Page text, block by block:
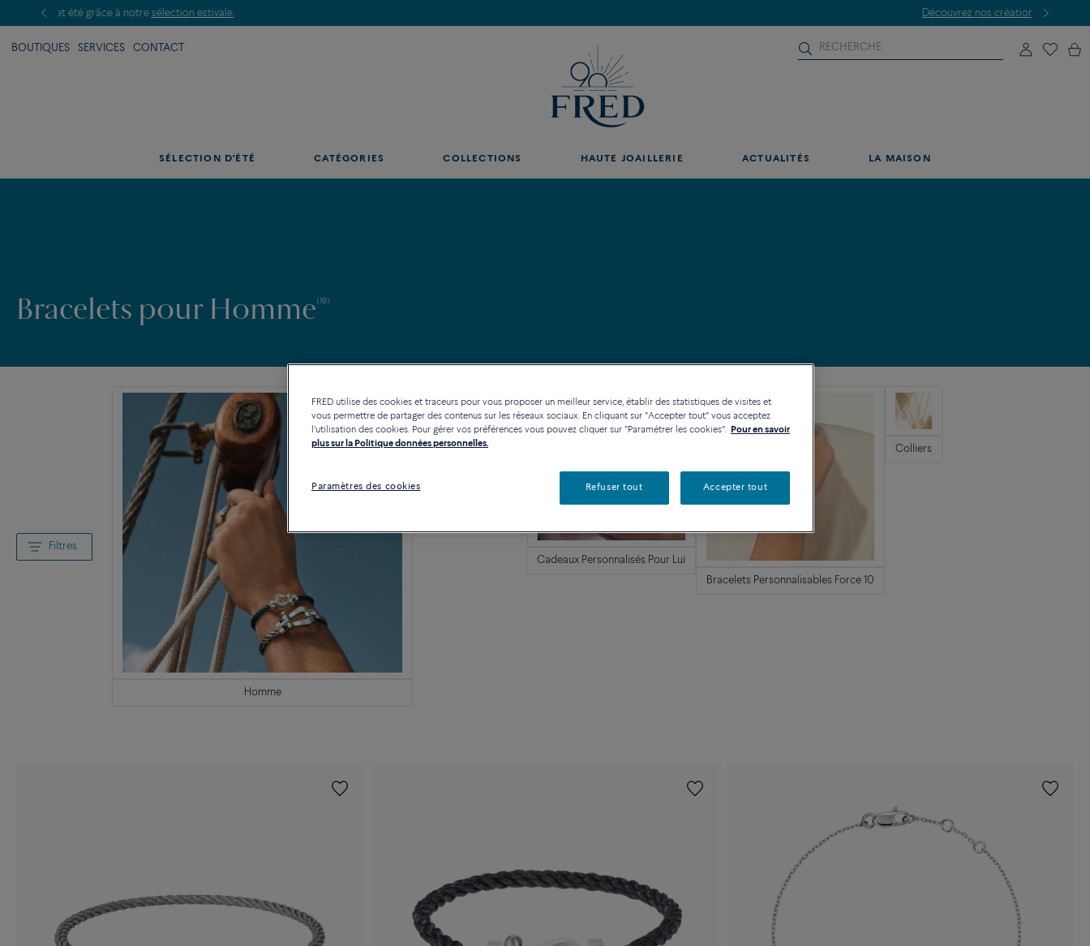
BOUTIQUES SERVICES CONTACT
SÉLECTION D'ÉTÉ CATÉGORIES COLLECTIONS HAUTE JOAILLERIE ACTUALITÉS LA MAISON
Bracelets pour Homme(19)
Filtres
Homme
Cadeaux Personnalisés Pour Lui
Bracelets Personnalisables Force 10
Colliers
FRED utilise des cookies et traceurs pour vous proposer un meilleur service, établir des statistiques de visites et
vous permettre de partager des contenus sur les réseaux sociaux. En cliquant sur "Accepter tout" vous acceptez
l'utilisation des cookies. Pour gérer vos préférences vous pouvez cliquer sur "Paramétrer les cookies". Pour en savoir
plus sur la Politique données personnelles.
Paramètres des cookies Refuser tout Accepter tout